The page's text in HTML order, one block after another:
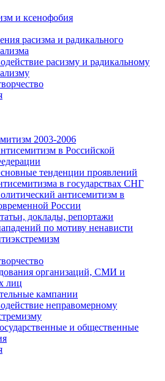
и ксенофобия
расизма и радикального
расизму и радикальному
2003-2006
в Российской
тенденции проявлений
в государствах СНГ
антисемитизм в
России
доклады, репортажи
по мотиву ненависти
организаций, СМИ и
лиц
кампании
неправомерному
и общественные